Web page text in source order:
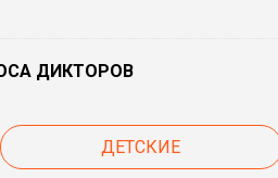
ДИКТОРОВ
ДЕТСКИЕ